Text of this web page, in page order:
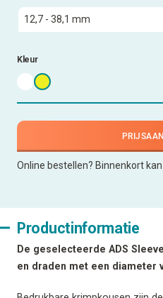
Kleur
Online bestellen? Binnenkort
Productinformatie
De geselecteerde ADS
en draden met een diameter